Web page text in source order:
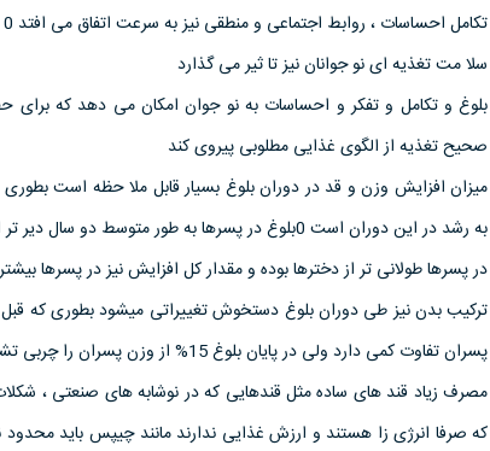
سلا مت تغذیه ای نو جوانان نیز تا ثیر می گذارد
بلوغ و تکامل و تفکر و احساسات به نو جوان امکان می دهد که
صحیح تغذیه از الگوی غذایی مطلوبی پیروی کند
به رشد در این دوران است 0بلوغ در پسرها به طور
در پسرها طولانی تر از دخترها بوده و مقدار کل افزایش نیز در پسرها
ترکیب بدن نیز طی دوران بلوغ دستخوش تغییراتی میشود بطوری که
پسران تفاوت کمی دارد ولی در پایان بلوغ 15% از وزن پسران را چربی تشکیل می دهد
مصرف زیاد قند های ساده مثل قندهایی که در نوشابه های صنعتی ،
که صرفا انرژی زا هستند و ارزش غذایی ندارند مانند چیپس باید